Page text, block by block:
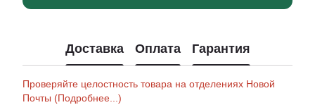
Доставка Оплата Гарантия
Проверяйте целостность товара на отделениях Новой
Почты (Подробнее...)